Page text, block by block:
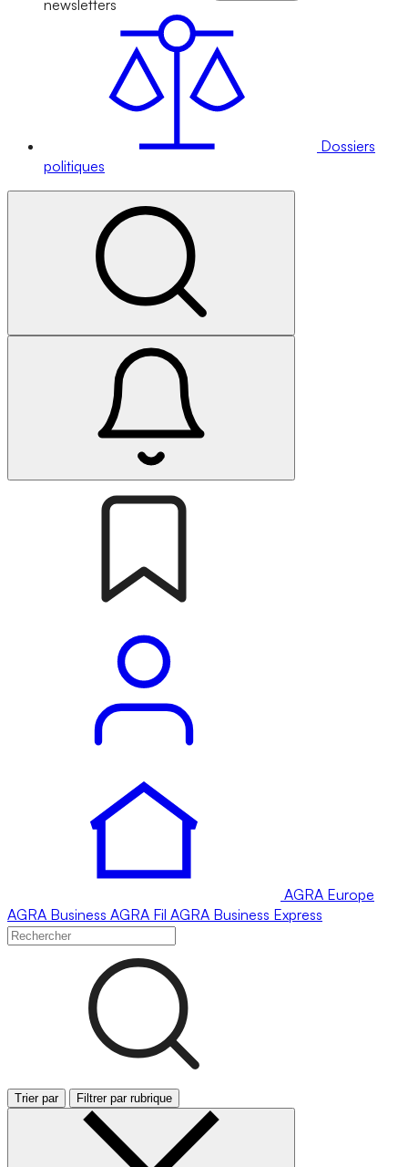
newsletters
Dossiers
politiques
AGRA Europe
AGRA Business AGRA Fil AGRA Business Express
Trier par Filtrer par rubrique